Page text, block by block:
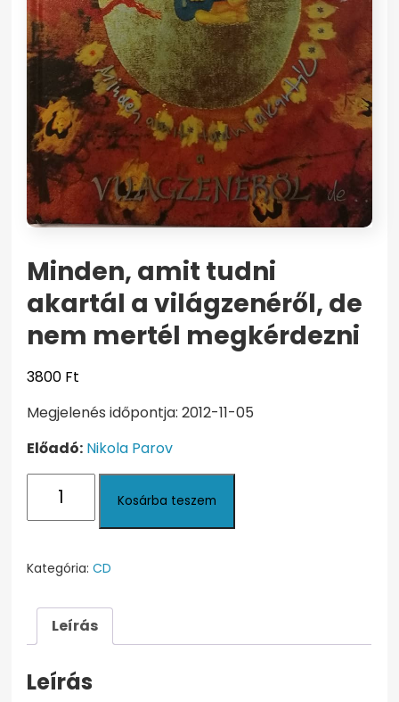
Minden, amit tudni
akartál a világzenéről, de
nem mertél megkérdezni
3800 Ft
Megjelenés időpontja: 2012-11-05
Előadó: Nikola Parov
tudni
a
de
nem
megkérdezni
Kosárba teszem
Kategória:CD
Leírás
Leírás